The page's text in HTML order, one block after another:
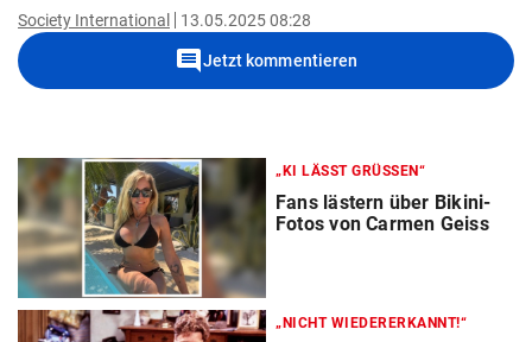
Society International 13.05.2025 08:28
commentJetzt kommentieren
„KI LÄSST GRÜSSEN“
Fans lästern über Bikini-
Fotos von Carmen Geiss
„NICHT WIEDERERKANNT!“